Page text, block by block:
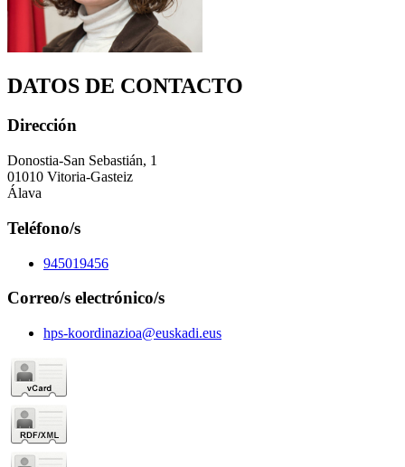
DATOS DE CONTACTO
Dirección
Donostia-San Sebastián, 1
01010 Vitoria-Gasteiz
Álava
Teléfono/s
945019456
Correo/s electrónico/s
hps-koordinazioa@euskadi.eus